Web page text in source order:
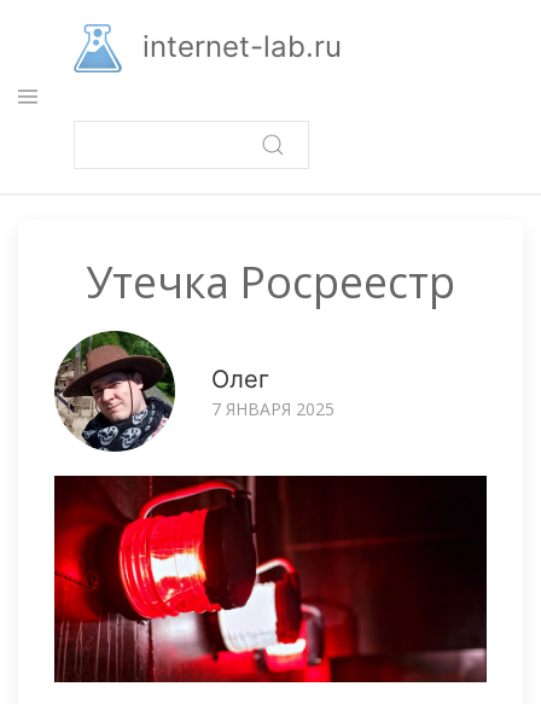
основному
содержанию
internet-lab.ru
Утечка Росреестр
Олег
7 ЯНВАРЯ 2025